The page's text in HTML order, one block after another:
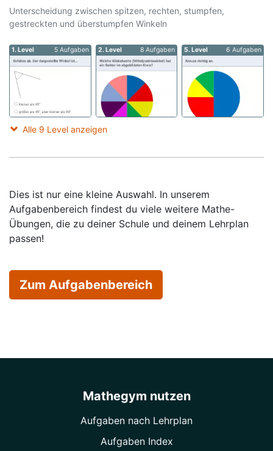
Unterscheidung zwischen spitzen, rechten, stumpfen,
gestreckten und überstumpfen Winkeln
1. Level 5 Aufgaben 2. Level 8 Aufgaben 5. Level 6 Aufgaben
Alle 9 Level anzeigen
Dies ist nur eine kleine Auswahl. In unserem
Aufgabenbereich findest du viele weitere Mathe-
Übungen, die zu deiner Schule und deinem Lehrplan
passen!
Zum Aufgabenbereich
Mathegym nutzen
Aufgaben nach Lehrplan
Aufgaben Index